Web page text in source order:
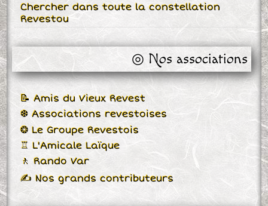
Chercher dans toute la constellation
Revestou
◎ Nos associations
📝 Amis du Vieux Revest
❆ Associations revestoises
❂ Le Groupe Revestois
♖ L'Amicale Laïque
🚶 Rando Var
✍ Nos grands contributeurs